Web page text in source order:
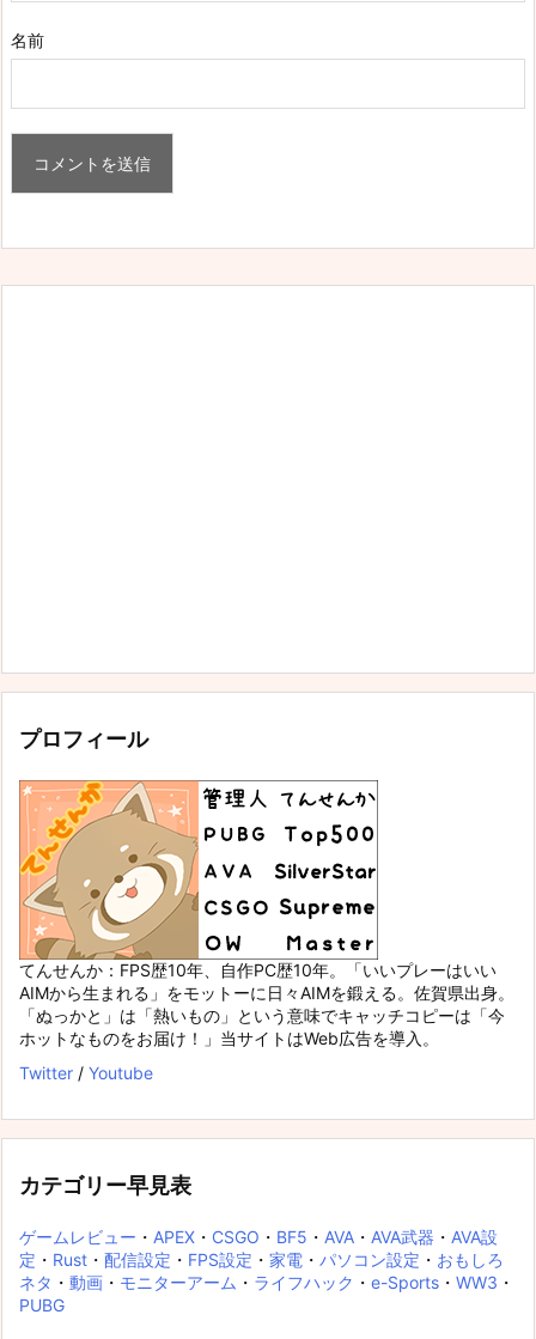
名前
プロフィール
てんせんか：FPS歴10年、自作PC歴10年。「いいプレーはいい
AIMから生まれる」をモットーに日々AIMを鍛える。佐賀県出身。
「ぬっかと」は「熱いもの」という意味でキャッチコピーは「今
ホットなものをお届け！」当サイトはWeb広告を導入。
Twitter / Youtube
カテゴリー早見表
ゲームレビュー ・ APEX ・ CSGO ・ BF5 ・ AVA ・ AVA武器 ・ AVA設
定 ・ Rust ・ 配信設定 ・ FPS設定 ・ 家電 ・ パソコン設定 ・ おもしろ
ネタ ・ 動画 ・ モニターアーム ・ ライフハック ・ e-Sports ・ WW3 ・
PUBG